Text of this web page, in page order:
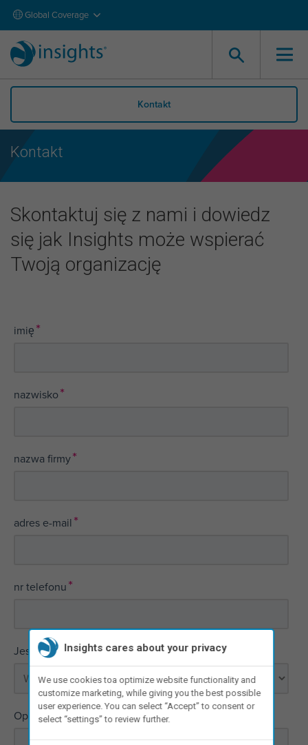
Global Coverage
Kontakt
Kontakt
Skontaktuj się z nami i dowiedz
się jak Insights może wspierać
Twoją organizację
imię*
nazwisko*
nazwa firmy*
adres e-mail*
nr telefonu*
Jestem zainteresowana(y)*
Opisz szerzej, jakiego wsparcia potrzebujesz *
Insights cares about your privacy
We use cookies toa optimize website functionality and
customize marketing, while giving you the best possible
user experience. You can select “Accept” to consent or
select “settings” to review further.